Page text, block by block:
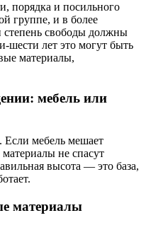
порядка и посильного
группе, и в более
степень свободы должны
шести лет это могут быть
материалы,
мебель или
Если мебель мешает
не спасут
высота — это база,
материалы